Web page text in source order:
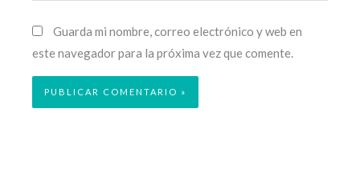
Guarda mi nombre, correo electrónico y web en
este navegador para la próxima vez que comente.